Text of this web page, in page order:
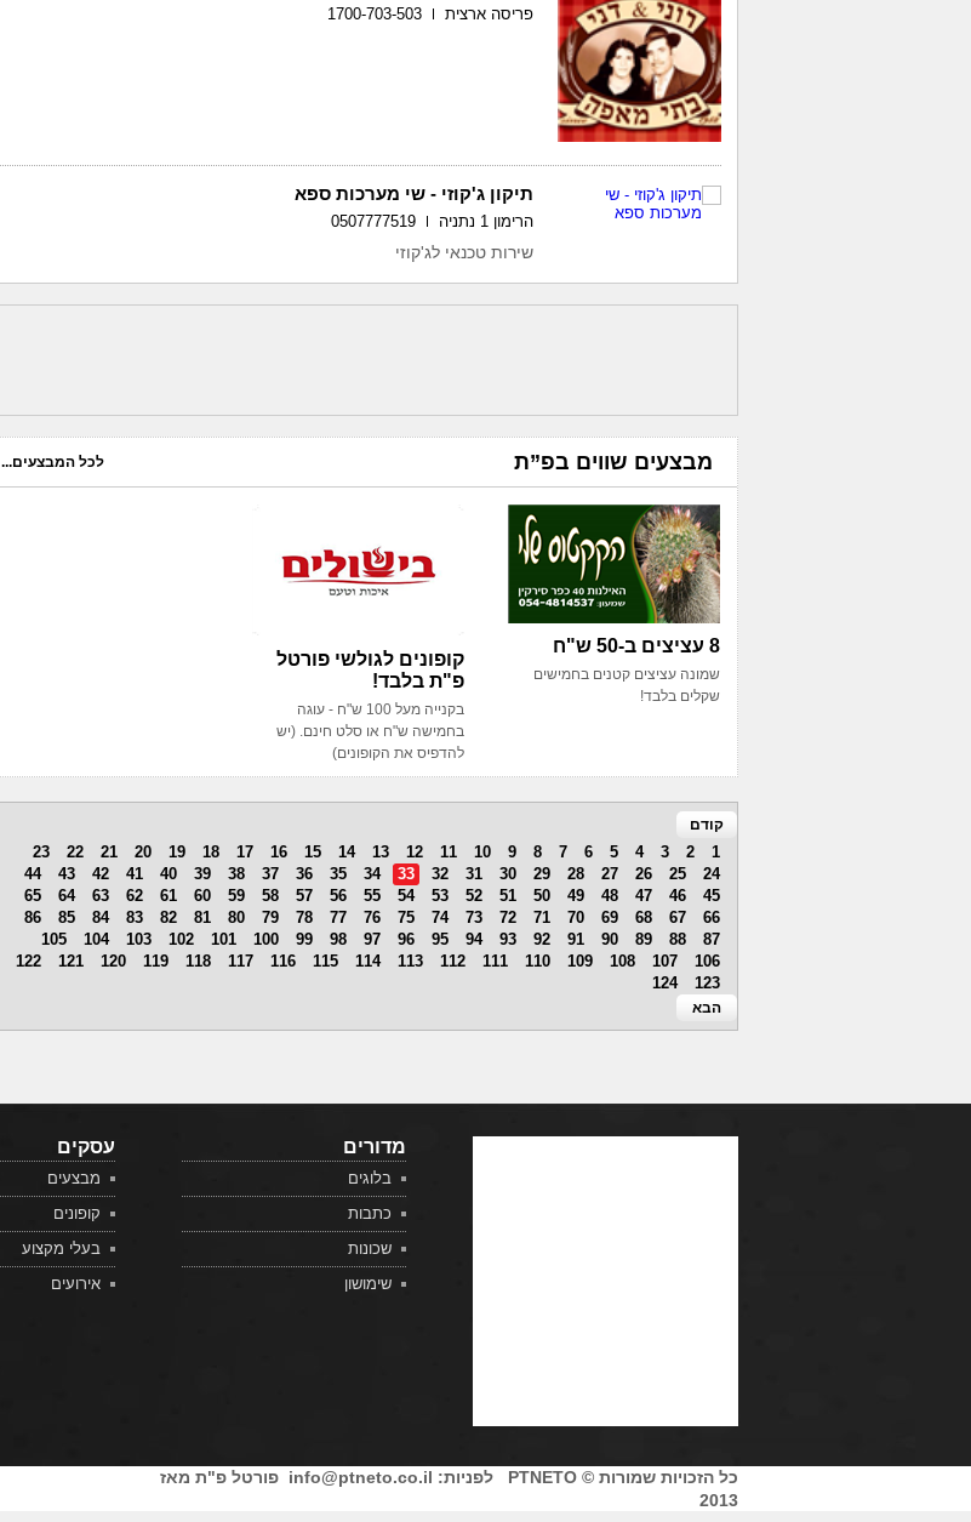
פריסה ארצית 1700-703-503
תיקון ג'קוזי - שי מערכות ספא
הרימון 1 נתניה 0507777519
שירות טכנאי לג'קוזי
מבצעים שווים בפ”ת לכל המבצעים...
8 עציצים ב-50 ש"ח
שמונה עציצים קטנים בחמישים
שקלים בלבד!
קופונים לגולשי פורטל
פ"ת בלבד!
בקנייה מעל 100 ש"ח - עוגה
בחמישה ש"ח או סלט חינם. (יש
להדפיס את הקופונים)
קודם
1
2
3
4
5
6
7
8
9
10
11
12
13
14
15
16
17
18
19
20
21
22
23
24
25
26
27
28
29
30
31
32
33
34
35
36
37
38
39
40
41
42
43
44
45
46
47
48
49
50
51
52
53
54
55
56
57
58
59
60
61
62
63
64
65
66
67
68
69
70
71
72
73
74
75
76
77
78
79
80
81
82
83
84
85
86
87
88
89
90
91
92
93
94
95
96
97
98
99
100
101
102
103
104
105
106
107
108
109
110
111
112
113
114
115
116
117
118
119
120
121
122
123
124
הבא
מדורים
בלוגים
כתבות
שכונות
שימושון
עסקים
מבצעים
קופונים
בעלי מקצוע
אירועים
כל הזכויות שמורות © PTNETO לפניות: info@ptneto.co.il פורטל פ"ת מאז
2013